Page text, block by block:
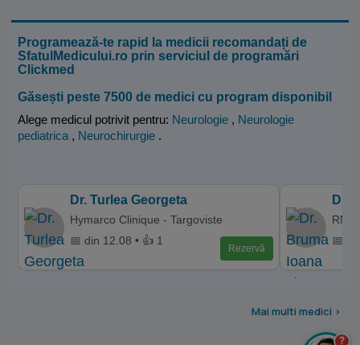
Programează-te rapid la medicii recomandați de
SfatulMedicului.ro prin serviciul de programări
Clickmed
Găsești peste 7500 de medici cu program disponibil
Alege medicul potrivit pentru: Neurologie , Neurologie
pediatrica , Neurochirurgie .
Dr. Turlea Georgeta
Hymarco Clinique - Targoviste
📅 din 12.08 • 👍 1
Rezervă
Dr.
📅
Mai multi medici >
?